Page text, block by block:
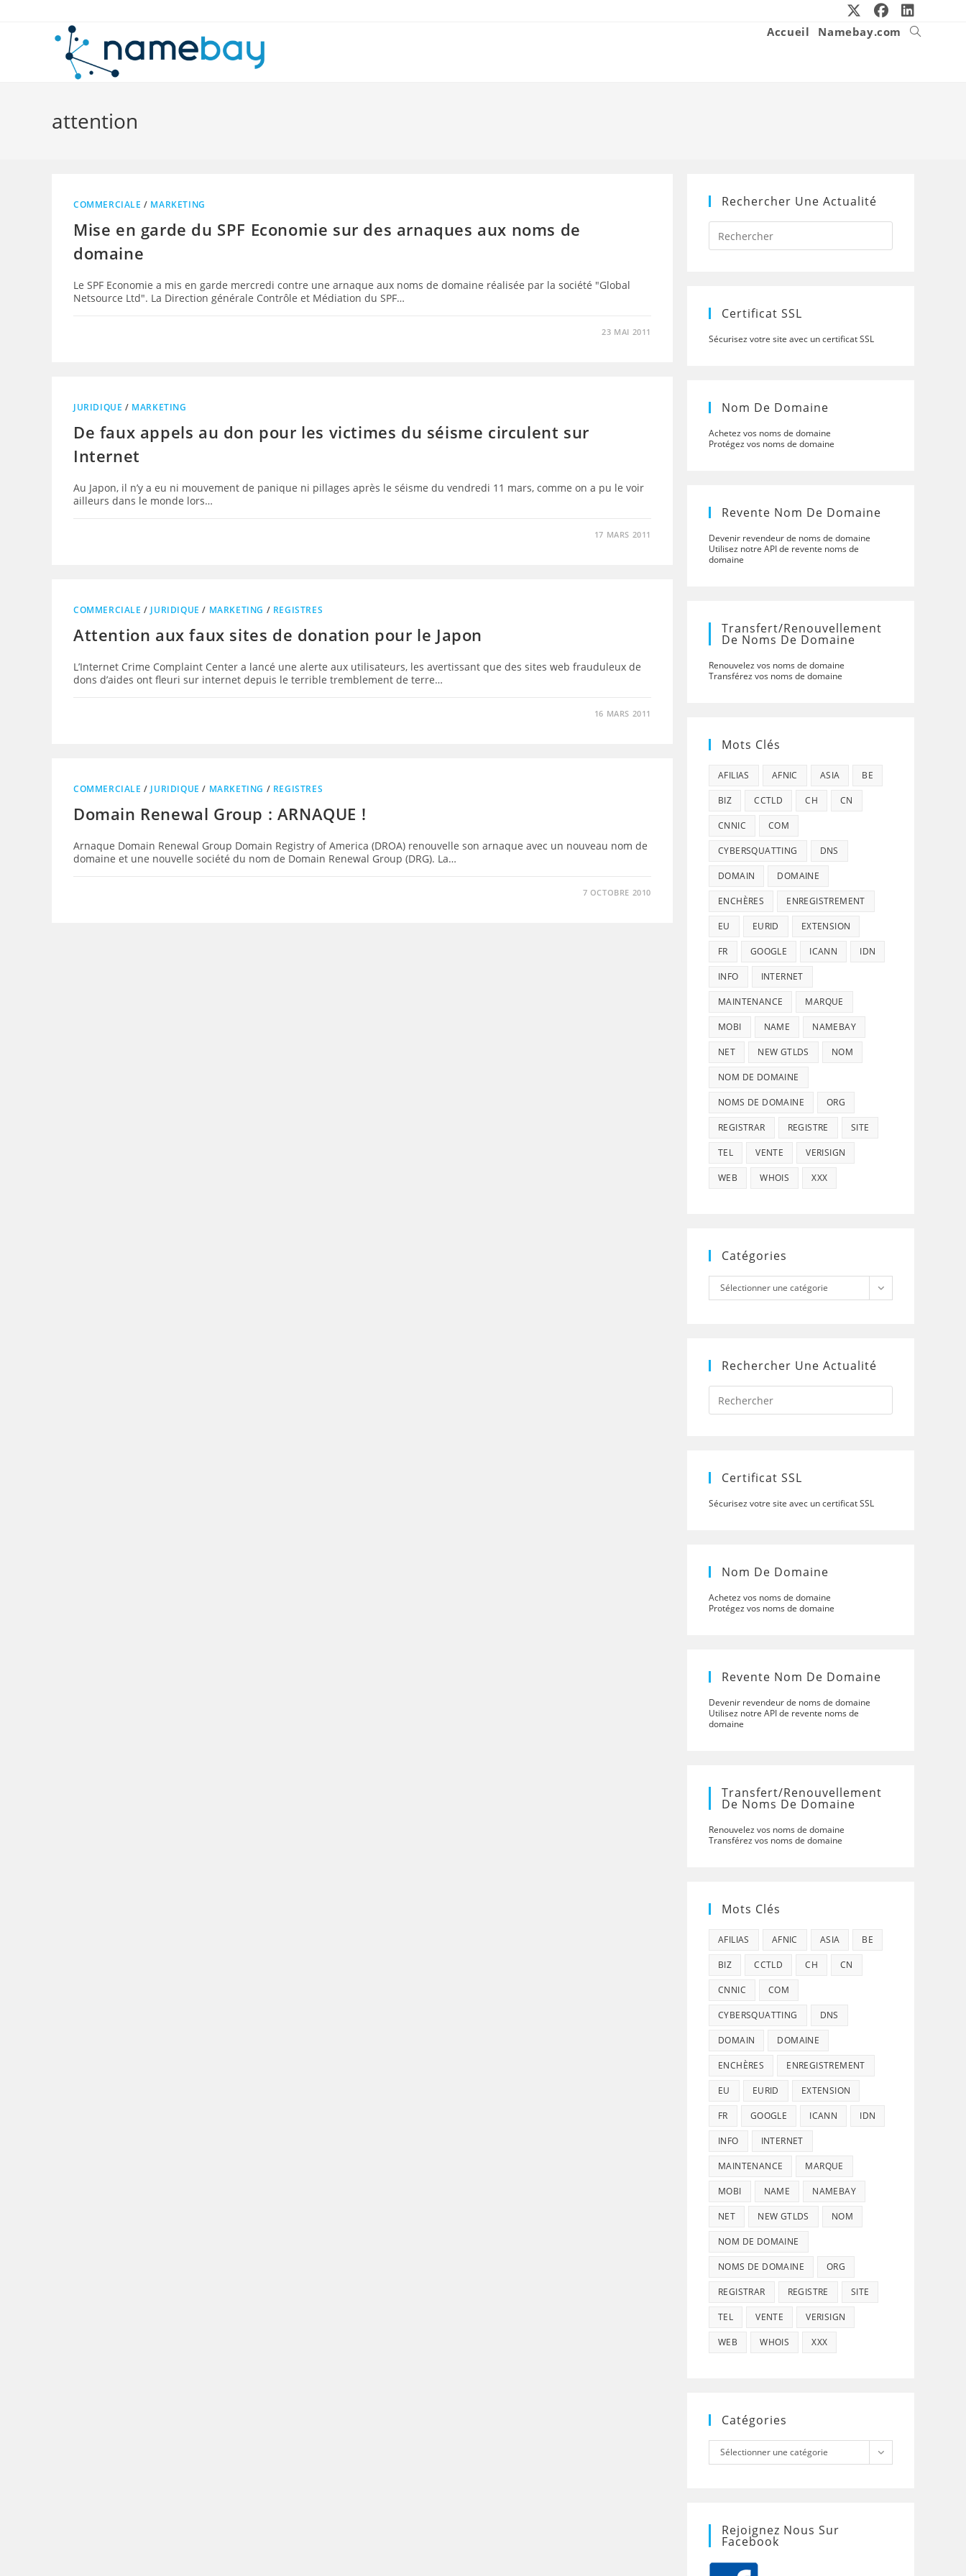
Accueil Namebay.com
Toggle
attention
COMMERCIALE / MARKETING
Mise en garde du SPF Economie sur des arnaques aux noms de
domaine
Le SPF Economie a mis en garde mercredi contre une arnaque aux noms de domaine réalisée par la société "Global
Netsource Ltd". La Direction générale Contrôle et Médiation du SPF…
23 MAI 2011
JURIDIQUE / MARKETING
De faux appels au don pour les victimes du séisme circulent sur
Internet
Au Japon, il n’y a eu ni mouvement de panique ni pillages après le séisme du vendredi 11 mars, comme on a pu le voir
ailleurs dans le monde lors…
17 MARS 2011
COMMERCIALE / JURIDIQUE / MARKETING / REGISTRES
Attention aux faux sites de donation pour le Japon
L’Internet Crime Complaint Center a lancé une alerte aux utilisateurs, les avertissant que des sites web frauduleux de
dons d’aides ont fleuri sur internet depuis le terrible tremblement de terre…
16 MARS 2011
COMMERCIALE / JURIDIQUE / MARKETING / REGISTRES
Domain Renewal Group : ARNAQUE !
Arnaque Domain Renewal Group Domain Registry of America (DROA) renouvelle son arnaque avec un nouveau nom de
domaine et une nouvelle société du nom de Domain Renewal Group (DRG). La…
7 OCTOBRE 2010
Rechercher Une Actualité
Press
to
Certificat SSL
Sécurisez votre site avec un certificat SSL
Nom De Domaine
Achetez vos noms de domaine
Protégez vos noms de domaine
Revente Nom De Domaine
Devenir revendeur de noms de domaine
Utilisez notre API de revente noms de
domaine
Transfert/renouvellement
De Noms De Domaine
Renouvelez vos noms de domaine
Transférez vos noms de domaine
Mots Clés
AFILIAS AFNIC ASIA BE
BIZ CCTLD CH CN
CNNIC COM
CYBERSQUATTING DNS
DOMAIN DOMAINE
ENCHÈRES ENREGISTREMENT
EU EURID EXTENSION
FR GOOGLE ICANN IDN
INFO INTERNET
MAINTENANCE MARQUE
MOBI NAME NAMEBAY
NET NEW GTLDS NOM
NOM DE DOMAINE
NOMS DE DOMAINE ORG
REGISTRAR REGISTRE SITE
TEL VENTE VERISIGN
WEB WHOIS XXX
Catégories
Catégories
Sélectionner une catégorie
Rechercher Une Actualité
Press
to
Certificat SSL
Sécurisez votre site avec un certificat SSL
Nom De Domaine
Achetez vos noms de domaine
Protégez vos noms de domaine
Revente Nom De Domaine
Devenir revendeur de noms de domaine
Utilisez notre API de revente noms de
domaine
Transfert/renouvellement
De Noms De Domaine
Renouvelez vos noms de domaine
Transférez vos noms de domaine
Mots Clés
AFILIAS AFNIC ASIA BE
BIZ CCTLD CH CN
CNNIC COM
CYBERSQUATTING DNS
DOMAIN DOMAINE
ENCHÈRES ENREGISTREMENT
EU EURID EXTENSION
FR GOOGLE ICANN IDN
INFO INTERNET
MAINTENANCE MARQUE
MOBI NAME NAMEBAY
NET NEW GTLDS NOM
NOM DE DOMAINE
NOMS DE DOMAINE ORG
REGISTRAR REGISTRE SITE
TEL VENTE VERISIGN
WEB WHOIS XXX
Catégories
Catégories
Sélectionner une catégorie
Rejoignez Nous Sur
Facebook